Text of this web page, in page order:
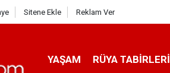
Sitene Ekle Reklam Ver
YAŞAM RÜYA TABIRLERI